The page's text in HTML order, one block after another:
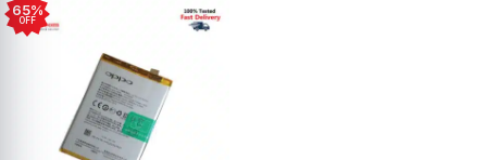
65%
OFF